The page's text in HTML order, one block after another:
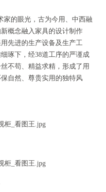
的眼光，古为今用、中西融
概念融入家具的设计制作
先进的生产设备及生产工
琢下，经38道工序的严谨成
不苟、精益求精，形成了用
自然、尊贵实用的独特风